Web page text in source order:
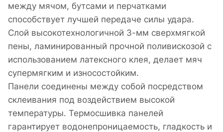
между мячом, бутсами и перчатками
способствует лучшей передаче силы удара.
Слой высокотехнологичной 3-мм сверхмягкой
пены, ламинированный прочной поливискозой с
использованием латексного клея, делает мяч
супермягким и износостойким.
Панели соединены между собой посредством
склеивания под воздействием высокой
температуры. Термосшивка панелей
гарантирует водонепроницаемость, гладкость и